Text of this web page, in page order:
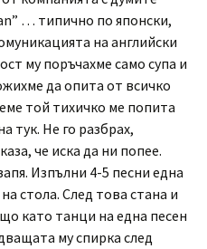
… типично по японски,
на английски
му поръчахме само супа и
да опита от всичко
той тихичко ме попита
тук. Не го разбрах,
че иска да ни попее.
Изпълни 4-5 песни една
стола. След това стана и
като танци на една песен
му спирка след